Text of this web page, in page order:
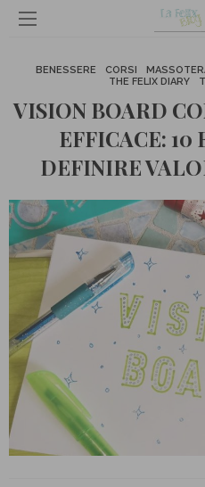
BENESSERE CORSI
THE FELIX DIARY
VISION BOARD
EFFICACE: 10
DEFINIRE